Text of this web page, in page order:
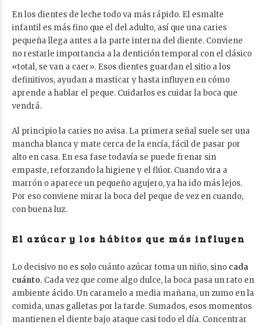
En los dientes de leche todo va más rápido. El esmalte
infantil es más fino que el del adulto, así que una caries
pequeña llega antes a la parte interna del diente. Conviene
no restarle importancia a la dentición temporal con el clásico
«total, se van a caer». Esos dientes guardan el sitio a los
definitivos, ayudan a masticar y hasta influyen en cómo
aprende a hablar el peque. Cuidarlos es cuidar la boca que
vendrá.
Al principio la caries no avisa. La primera señal suele ser una
mancha blanca y mate cerca de la encía, fácil de pasar por
alto en casa. En esa fase todavía se puede frenar sin
empaste, reforzando la higiene y el flúor. Cuando vira a
marrón o aparece un pequeño agujero, ya ha ido más lejos.
Por eso conviene mirar la boca del peque de vez en cuando,
con buena luz.
El azúcar y los hábitos que más influyen
Lo decisivo no es solo cuánto azúcar toma un niño, sino cada
cuánto. Cada vez que come algo dulce, la boca pasa un rato en
ambiente ácido. Un caramelo a media mañana, un zumo en la
comida, unas galletas por la tarde. Sumados, esos momentos
mantienen el diente bajo ataque casi todo el día. Concentrar